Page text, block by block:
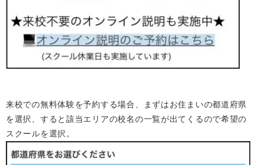
来校での無料体験を予約する場合、まずはお住まいの都道府県
を選択、すると該当エリアの校名の一覧が出てくるので希望の
スクールを選択。